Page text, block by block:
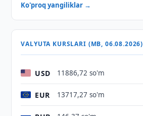
Ko'proq yangiliklar →
VALYUTA KURSLARI (MB, 06.08.2026)
USD 11886,72 so'm
EUR 13717,27 so'm